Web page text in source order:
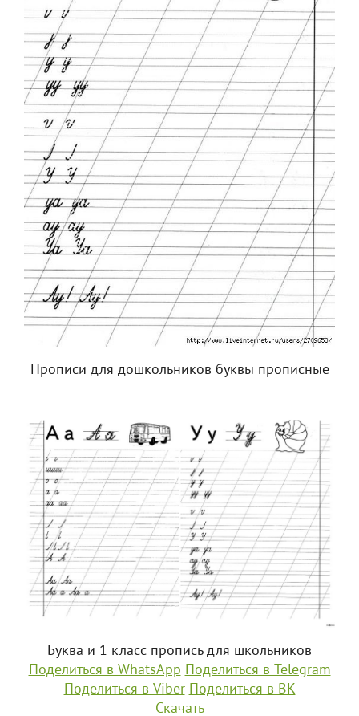
Прописи для дошкольников буквы прописные
Буква и 1 класс пропись для школьников
Поделиться в WhatsApp Поделиться в Telegram
Поделиться в Viber Поделиться в ВК
Скачать